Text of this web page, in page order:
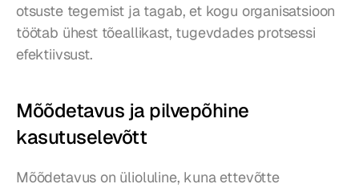
otsuste tegemist ja tagab, et kogu organisatsioon
töötab ühest tõeallikast, tugevdades protsessi
efektiivsust.
Mõõdetavus ja pilvepõhine
kasutuselevõtt
Mõõdetavus on ülioluline, kuna ettevõtte